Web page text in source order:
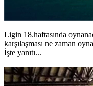
Ligin 18.haftasında
karşılaşması ne zaman
İşte yanıtı...